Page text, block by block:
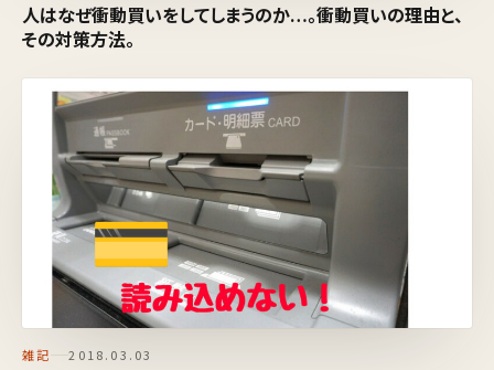
人はなぜ衝動買いをしてしまうのか…。衝動買いの理由と、
その対策方法。
雑記 2018.03.03